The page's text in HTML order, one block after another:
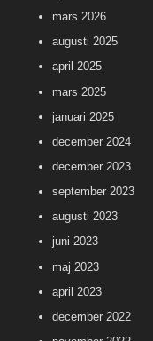
mars 2026
augusti 2025
april 2025
mars 2025
januari 2025
december 2024
december 2023
september 2023
augusti 2023
juni 2023
maj 2023
april 2023
december 2022